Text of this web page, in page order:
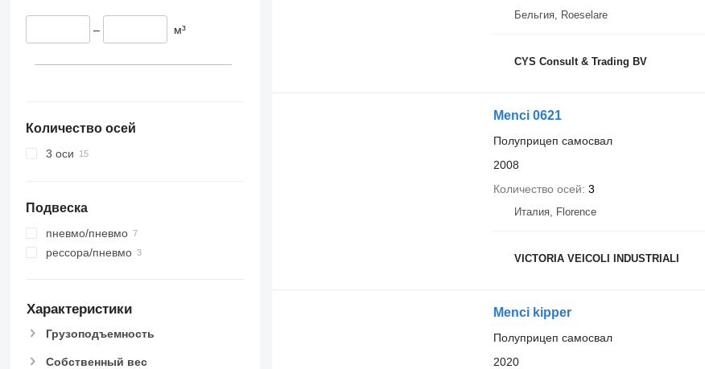
– м³
Количество осей
3 оси
Подвеска
пневмо/пневмо
рессора/пневмо
Характеристики
Грузоподъемность
Собственный вес
Бельгия, Roeselare
CYS Consult & Trading BV
Menci 0621
Полуприцеп самосвал
2008
Количество осей 3
Италия, Florence
VICTORIA VEICOLI INDUSTRIALI
Menci kipper
Полуприцеп самосвал
2020